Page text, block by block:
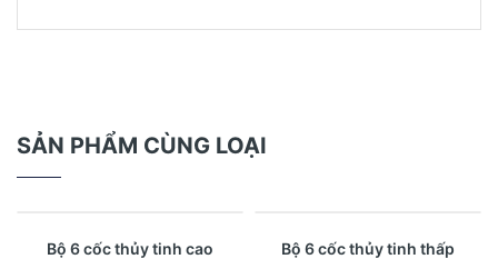
SẢN PHẨM CÙNG LOẠI
Xem nhanh
Bộ 6 cốc thủy tinh cao
Xem nhanh
Bộ 6 cốc thủy tinh thấp